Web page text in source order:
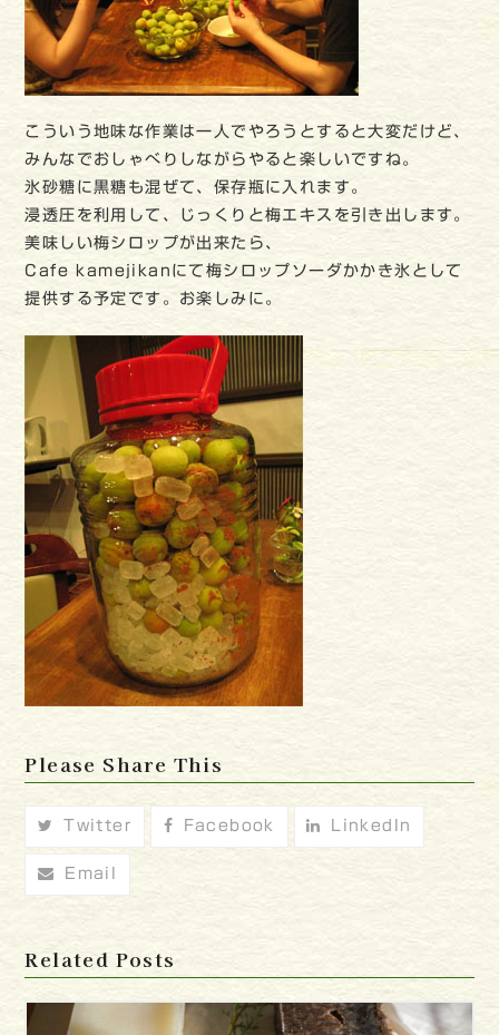
こういう地味な作業は一人でやろうとすると大変だけど、
みんなでおしゃべりしながらやると楽しいですね。
氷砂糖に黒糖も混ぜて、保存瓶に入れます。
浸透圧を利用して、じっくりと梅エキスを引き出します。
美味しい梅シロップが出来たら、
Cafe kamejikanにて梅シロップソーダかかき氷として
提供する予定です。お楽しみに。
Please Share This
Twitter Facebook LinkedIn
Email
Related Posts